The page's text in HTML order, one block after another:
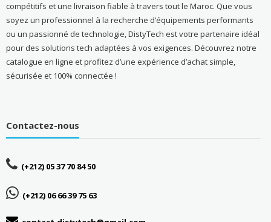
compétitifs et une livraison fiable à travers tout le Maroc. Que vous
soyez un professionnel à la recherche d’équipements performants
ou un passionné de technologie, DistyTech est votre partenaire idéal
pour des solutions tech adaptées à vos exigences. Découvrez notre
catalogue en ligne et profitez d’une expérience d’achat simple,
sécurisée et 100% connectée !
Contactez-nous
(+212) 05 37 70 84 50
(+212) 06 66 39 75 63